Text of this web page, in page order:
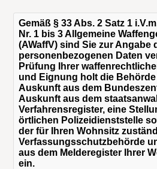
Gemäß § 33 Abs. 2 Satz 1
Nr. 1 bis 3 Allgemeine
(AWaffV) sind Sie zur Angabe
personenbezogenen Daten
Prüfung Ihrer
und Eignung holt die
Auskunft aus dem
Auskunft aus dem
Verfahrensregister, eine
örtlichen Polizeidienststelle
der für Ihren Wohnsitz
Verfassungsschutzbehörde
aus dem Melderegister Ihrer
ein.